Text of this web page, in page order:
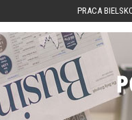
PRACA